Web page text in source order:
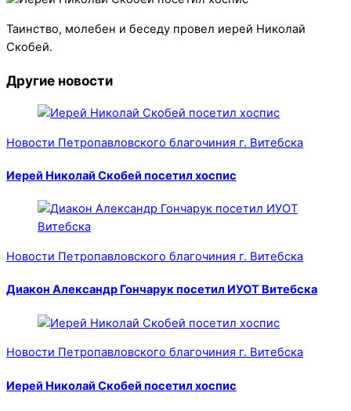
Таинство, молебен и беседу провел иерей Николай
Скобей.
Другие новости
Новости Петропавловского благочиния г. Витебска
Иерей Николай Скобей посетил хоспис
Новости Петропавловского благочиния г. Витебска
Диакон Александр Гончарук посетил ИУОТ Витебска
Новости Петропавловского благочиния г. Витебска
Иерей Николай Скобей посетил хоспис